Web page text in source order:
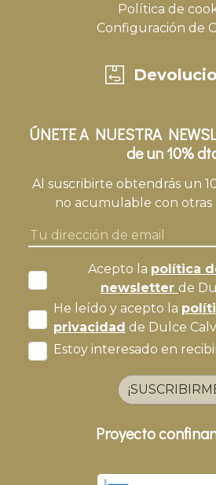
Política de
Configuración de
ÚNETE A NUESTRA
de un 10%
Al suscribirte obtendrás un
no acumulable con otras
Acepto la política
newsletter de
He leído y acepto la
privacidad de Dulce
Estoy interesado en
Proyecto